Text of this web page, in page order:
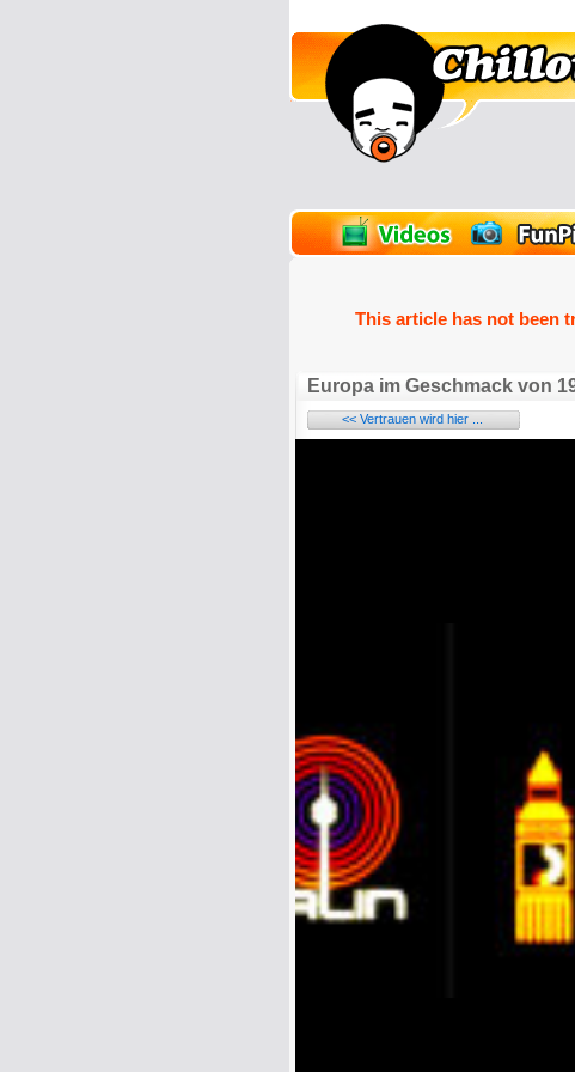
This article has not been
Europa im Geschmack von
<< Vertrauen wird hier ...
Name: